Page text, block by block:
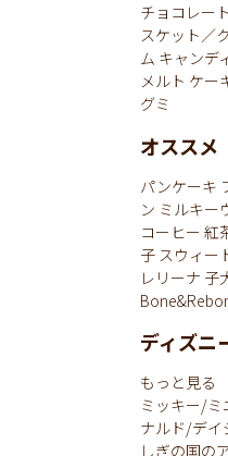
チョコレート
スケット／
ム キャンデ
メルト ケー
グミ
オススメ
パンケーキ
ン ミルキー
コーヒー 紅
子 スウィー
レリーナ 子
ディズニ
もっと見る
ミッキー/ミ
ナルド/デイ
しぎの国の